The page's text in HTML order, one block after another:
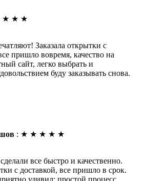
★ ★ ★
Заказала открытки с
пришло вовремя, качество на
сайт, легко выбрать и
буду заказывать снова.
: ★ ★ ★ ★ ★
все быстро и качественно.
с доставкой, все пришло в срок.